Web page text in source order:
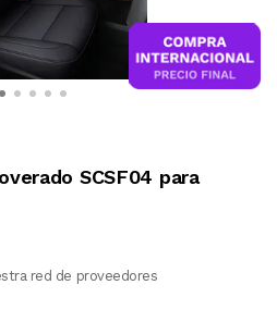
SCSF04 para
red de proveedores